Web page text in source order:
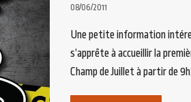
08/06/2011
Une petite information
s’apprête à accueillir la
Champ de Juillet à partir de